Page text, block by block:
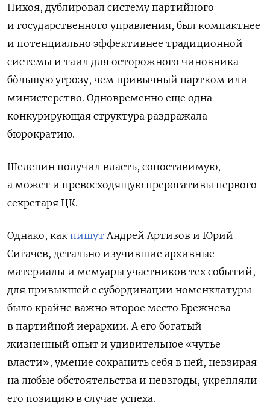
Пихоя, дублировал систему партийного
и государственного управления, был компактнее
и потенциально эффективнее традиционной
системы и таил для осторожного чиновника
бòльшую угрозу, чем привычный партком или
министерство. Одновременно еще одна
конкурирующая структура раздражала
бюрократию.
Шелепин получил власть, сопоставимую,
а может и превосходящую прерогативы первого
секретаря ЦК.
Однако, как пишут Андрей Артизов и Юрий
Сигачев, детально изучившие архивные
материалы и мемуары участников тех событий,
для привыкшей с субординации номенклатуры
было крайне важно второе место Брежнева
в партийной иерархии. А его богатый
жизненный опыт и удивительное «чутье
власти», умение сохранить себя в ней, невзирая
на любые обстоятельства и невзгоды, укрепляли
его позицию в случае успеха.